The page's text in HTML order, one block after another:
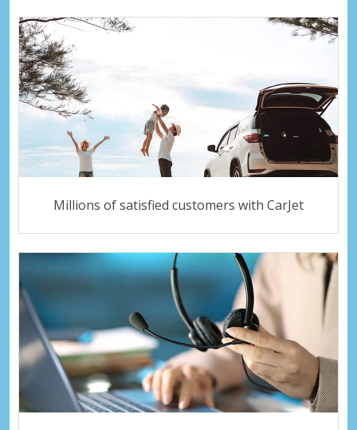
Millions of satisfied customers with CarJet